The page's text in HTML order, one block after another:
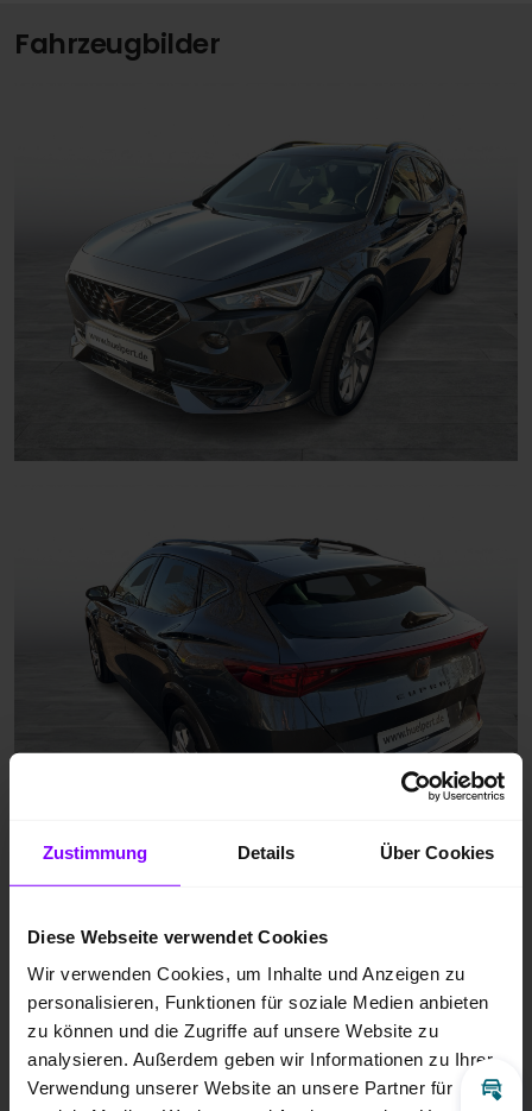
Zustimmung Details Über Cookies
Diese Webseite verwendet Cookies
Wir verwenden Cookies, um Inhalte und Anzeigen zu
personalisieren, Funktionen für soziale Medien anbieten
zu können und die Zugriffe auf unsere Website zu
analysieren. Außerdem geben wir Informationen zu Ihrer
Verwendung unserer Website an unsere Partner für
Fahrzeugbilder